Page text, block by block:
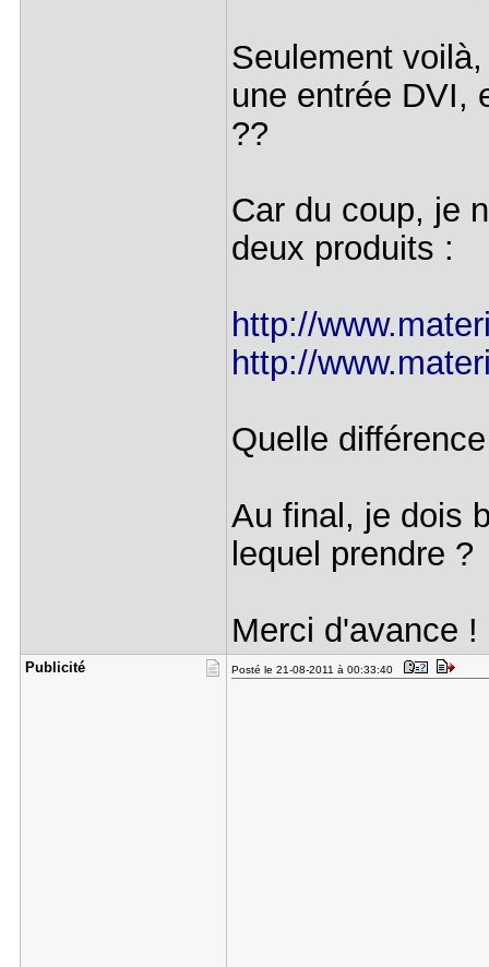
Seulement
une entrée DVI,
??
Car du coup, je
deux produits :
http://
http://
Quelle
Au final, je dois
lequel prendre ?
Merci d'avance !
Publicité Posté le 21-08-2011 à 00:33:40